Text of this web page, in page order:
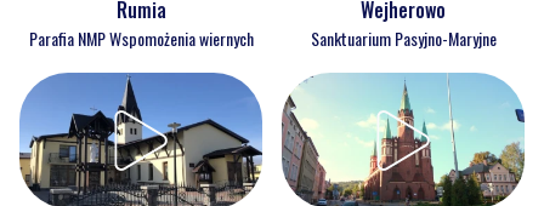
Rumia
Parafia NMP Wspomożenia wiernych
Wejherowo
Sanktuarium Pasyjno-Maryjne